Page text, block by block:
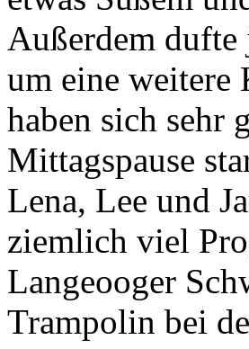
Außerdem dufte
um eine weitere
haben sich sehr
Mittagspause
Lena, Lee und
ziemlich viel
Langeooger
Trampolin bei